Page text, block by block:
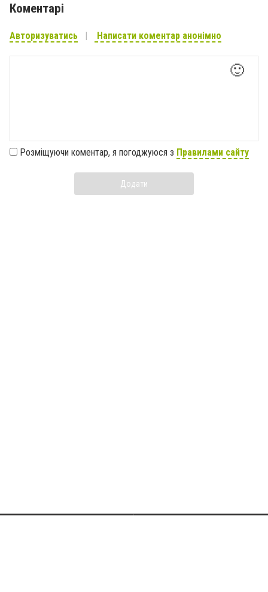
Коментарі
Авторизуватись Написати коментар анонімно
🙂
Розміщуючи коментар, я погоджуюся з Правилами сайту
Додати